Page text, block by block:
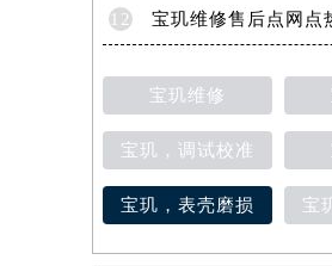
12 宝玑维修售后点网点
宝玑维修
宝玑，调试校准
宝玑，表壳磨损 宝